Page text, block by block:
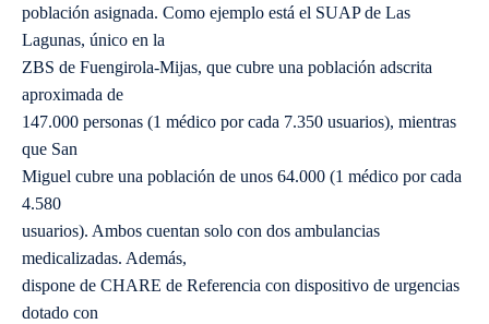
población asignada. Como ejemplo está el SUAP de Las
Lagunas, único en la
ZBS de Fuengirola-Mijas, que cubre una población adscrita
aproximada de
147.000 personas (1 médico por cada 7.350 usuarios), mientras
que San
Miguel cubre una población de unos 64.000 (1 médico por cada
4.580
usuarios). Ambos cuentan solo con dos ambulancias
medicalizadas. Además,
dispone de CHARE de Referencia con dispositivo de urgencias
dotado con